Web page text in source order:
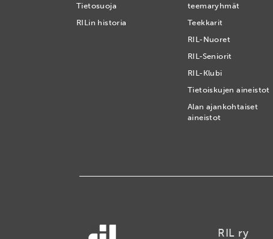
Tietosuoja
RILin historia
teemaryhmät
Teekkarit
RIL-Nuoret
RIL-Seniorit
RIL-Klubi
Tietoiskujen aineistot
Alan ajankohtaiset
aineistot
RIL ry